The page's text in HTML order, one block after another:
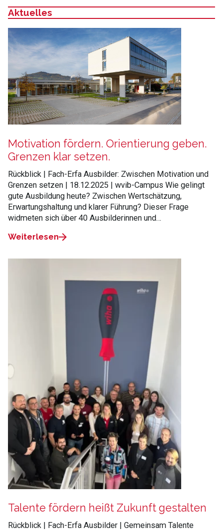
Aktuelles
:
Motivation fördern. Orientierung geben.
Grenzen klar setzen.
Rückblick | Fach-Erfa Ausbilder: Zwischen Motivation und
Grenzen setzen | 18.12.2025 | wvib-Campus Wie gelingt
gute Ausbildung heute? Zwischen Wertschätzung,
Erwartungshaltung und klarer Führung? Dieser Frage
widmeten sich über 40 Ausbilderinnen und…
Weiterlesen
Talente fördern heißt Zukunft gestalten
Rückblick | Fach-Erfa Ausbilder | Gemeinsam Talente